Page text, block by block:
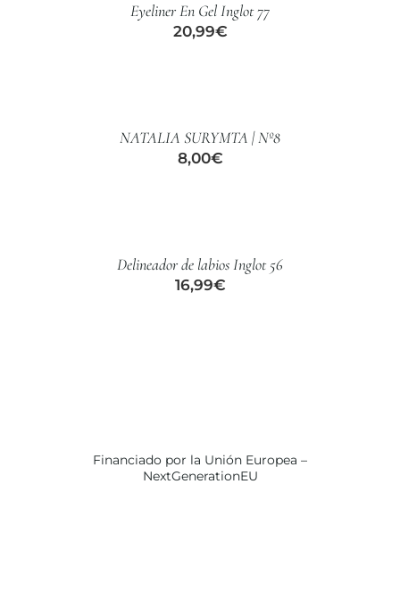
Eyeliner En Gel Inglot 77
20,99€
NATALIA SURYMTA | Nº8
8,00€
Delineador de labios Inglot 56
16,99€
Financiado por la Unión Europea –
NextGenerationEU